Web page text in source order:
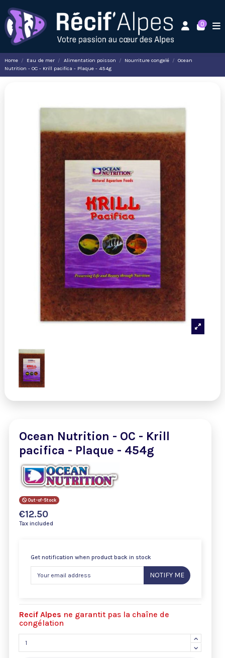
0
Home Eau de mer Alimentation poisson Nourriture congelé
Ocean
Nutrition - OC - Krill pacifica - Plaque - 454g
Ocean Nutrition - OC - Krill
pacifica - Plaque - 454g
Out-of-Stock
€12.50
Tax included
Get notification when product back in stock
NOTIFY ME
Recif Alpes ne garantit pas la chaîne de
congélation